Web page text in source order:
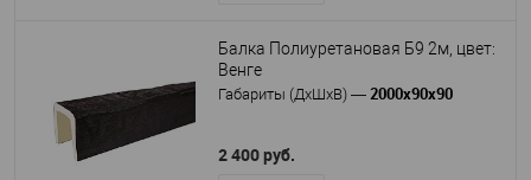
Балка Полиуретановая Б9 2м, цвет:
Венге
Габариты (ДхШхВ) — 2000х90х90
2 400 руб.